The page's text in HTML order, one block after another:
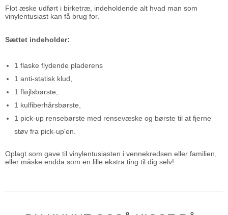
Flot æske udført i birketræ, indeholdende alt hvad man som
vinylentusiast kan få brug for.
Sættet indeholder:
1 flaske flydende pladerens
1 anti-statisk klud,
1 fløjlsbørste,
1 kulfiberhårsbørste,
1 pick-up rensebørste med rensevæske og børste til at fjerne
støv fra pick-up'en.
Oplagt som gave til vinylentusiasten i vennekredsen eller familien,
eller måske endda som en lille ekstra ting til dig selv!